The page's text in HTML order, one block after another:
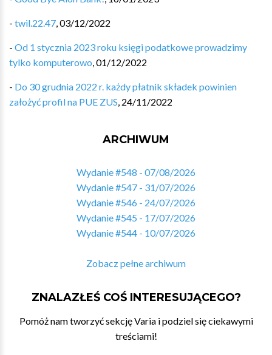
- twil.22.47,03/12/2022
- Od 1 stycznia 2023 roku księgi podatkowe prowadzimy
tylko komputerowo,01/12/2022
- Do 30 grudnia 2022 r. każdy płatnik składek powinien
założyć profil na PUE ZUS, 24/11/2022
ARCHIWUM
Wydanie #548 - 07/08/2026
Wydanie #547 - 31/07/2026
Wydanie #546 - 24/07/2026
Wydanie #545 - 17/07/2026
Wydanie #544 - 10/07/2026
Zobacz pełne archiwum
ZNALAZŁEŚ COŚ INTERESUJĄCEGO?
Pomóż nam tworzyć sekcję Varia i podziel się ciekawymi
treściami!